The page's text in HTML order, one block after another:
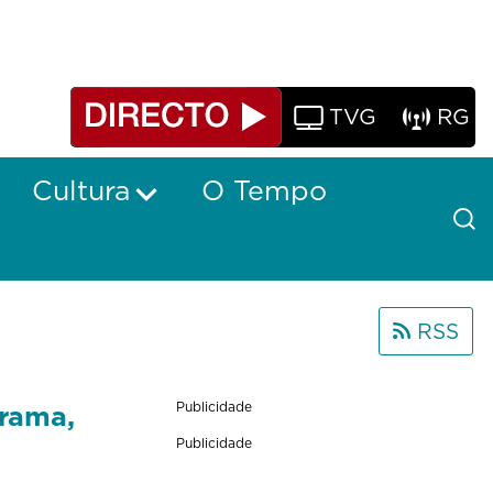
TVG RG
Cultura
O Tempo
RSS
Publicidade
Publicidade